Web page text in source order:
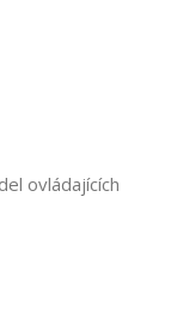
ovládajících